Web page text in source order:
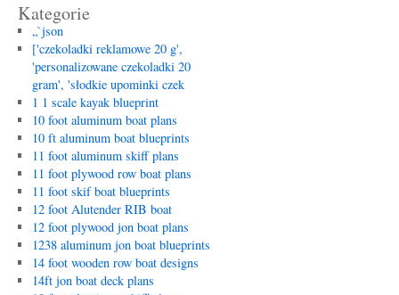
Kategorie
„`json
['czekoladki reklamowe 20 g',
'personalizowane czekoladki 20
gram', 'słodkie upominki czek
1 1 scale kayak blueprint
10 foot aluminum boat plans
10 ft aluminum boat blueprints
11 foot aluminum skiff plans
11 foot plywood row boat plans
11 foot skif boat blueprints
12 foot Alutender RIB boat
12 foot plywood jon boat plans
1238 aluminum jon boat blueprints
14 foot wooden row boat designs
14ft jon boat deck plans